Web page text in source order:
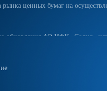
ценных бумаг на
обновления АО ИФК «Солид»
жестком диске вашего